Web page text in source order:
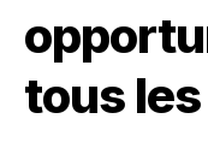
tous